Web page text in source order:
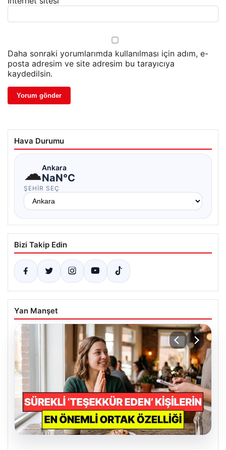
Daha sonraki yorumlarımda kullanılması için adım, e-
posta adresim ve site adresim bu tarayıcıya
kaydedilsin.
Hava Durumu
☁Ankara
NaN°C
ŞEHIR SEÇ
Bizi Takip Edin
Yan Manşet